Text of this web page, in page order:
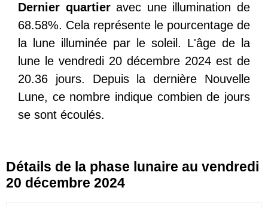
Dernier quartieravec une illumination de
68.58%. Cela représente le pourcentage de
la lune illuminée par le soleil. L'âge de la
lune le vendredi 20 décembre 2024 est de
20.36 jours. Depuis la dernière Nouvelle
Lune, ce nombre indique combien de jours
se sont écoulés.
Détails de la phase lunaire au vendredi
20 décembre 2024